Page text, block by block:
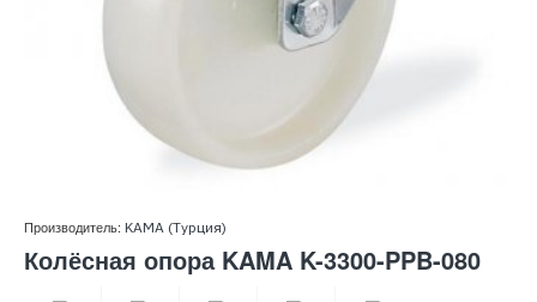
Производитель: KAMA (Турция)
Колёсная опора KAMA K-3300-PPB-080